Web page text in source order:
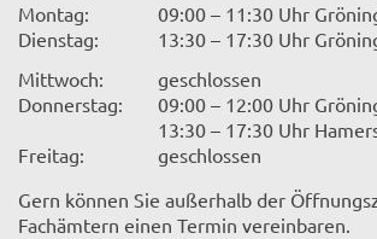
Montag:
09:00 – 11:30 Uhr
Dienstag:
13:30 – 17:30 Uhr
Mittwoch:
geschlossen
Donnerstag:
09:00 – 12:00 Uhr
13:30 – 17:30 Uhr
Freitag:
geschlossen
Gern können Sie außerhalb der
Fachämtern einen Termin vereinbaren.